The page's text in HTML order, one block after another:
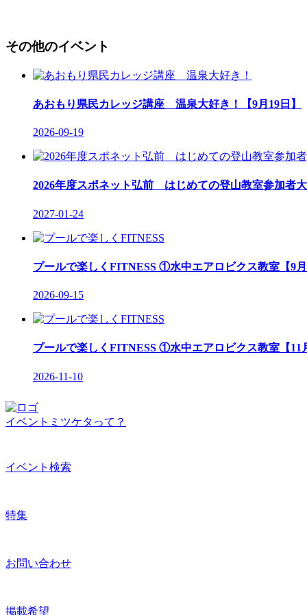
その他のイベント
あおもり県民カレッジ講座 温泉大好き！【9月19日】
2026-09-19
2026年度スポネット弘前 はじめての登山教室参加者
2027-01-24
プールで楽しくFITNESS ①水中エアロビクス教室【9
2026-09-15
プールで楽しくFITNESS ①水中エアロビクス教室【11
2026-11-10
イベントミツケタって？
イベント検索
特集
お問い合わせ
掲載希望